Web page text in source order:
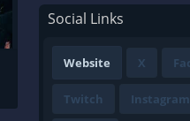
Social Links
Website X
Twitch Instagram